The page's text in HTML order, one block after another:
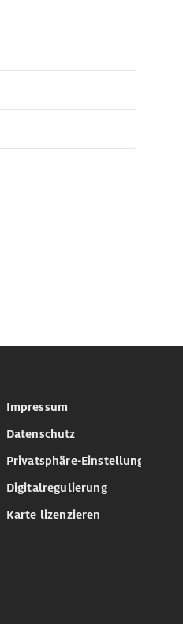
Impressum
Datenschutz
Privatsphäre-Einstellungen
Digitalregulierung
Karte lizenzieren